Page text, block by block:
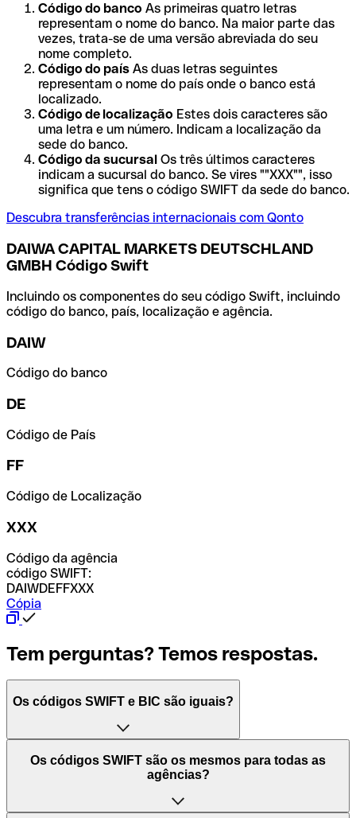
Código do banco As primeiras quatro letras
representam o nome do banco. Na maior parte das
vezes, trata-se de uma versão abreviada do seu
nome completo.
Código do país As duas letras seguintes
representam o nome do país onde o banco está
localizado.
Código de localização Estes dois caracteres são
uma letra e um número. Indicam a localização da
sede do banco.
Código da sucursal Os três últimos caracteres
indicam a sucursal do banco. Se vires ""XXX"", isso
significa que tens o código SWIFT da sede do banco.
Descubra transferências internacionais com Qonto
DAIWA CAPITAL MARKETS DEUTSCHLAND
GMBH Código Swift
Incluindo os componentes do seu código Swift, incluindo
código do banco, país, localização e agência.
DAIW
Código do banco
DE
Código de País
FF
Código de Localização
XXX
Código da agência
código SWIFT:
DAIWDEFFXXX
Cópia
Tem perguntas? Temos respostas.
Os códigos SWIFT e BIC são iguais?
O acrónimo SWIFT significa "Society for Worldwide
Interbank Financial Telecommunication (Sociedade para
Mundiais)". Trata-se de uma rede mundial onde se
Os códigos SWIFT são os mesmos para todas as
agências?